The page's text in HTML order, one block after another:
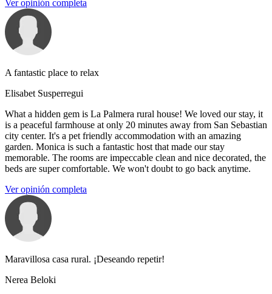
Ver opinión completa
A fantastic place to relax
Elisabet Susperregui
What a hidden gem is La Palmera rural house! We loved our stay, it
is a peaceful farmhouse at only 20 minutes away from San Sebastian
city center. It's a pet friendly accommodation with an amazing
garden. Monica is such a fantastic host that made our stay
memorable. The rooms are impeccable clean and nice decorated, the
beds are super comfortable. We won't doubt to go back anytime.
Ver opinión completa
Maravillosa casa rural. ¡Deseando repetir!
Nerea Beloki